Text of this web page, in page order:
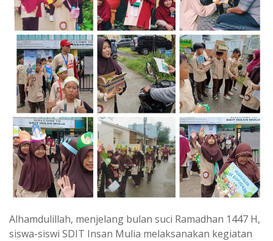
Alhamdulillah, menjelang bulan suci Ramadhan 1447 H,
siswa-siswi SDIT Insan Mulia melaksanakan kegiatan